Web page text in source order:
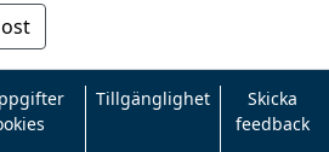
Tillgänglighet
Skicka
feedback